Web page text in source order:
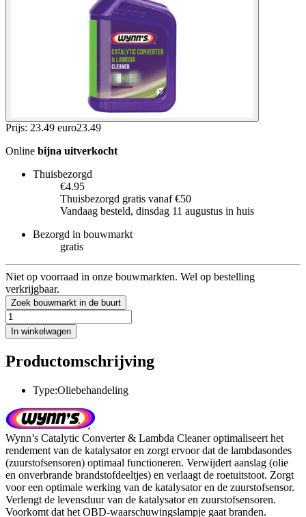
Prijs: 23.49 euro23.49
Online bijna uitverkocht
Thuisbezorgd
€4.95
Thuisbezorgd gratis vanaf €50
Vandaag besteld, dinsdag 11 augustus in huis
Bezorgd in bouwmarkt
gratis
Niet op voorraad in onze bouwmarkten. Wel op bestelling
verkrijgbaar.
Zoek bouwmarkt in de buurt
In winkelwagen
Productomschrijving
Type:Oliebehandeling
Wynn’s Catalytic Converter & Lambda Cleaner optimaliseert het
rendement van de katalysator en zorgt ervoor dat de lambdasondes
(zuurstofsensoren) optimaal functioneren. Verwijdert aanslag (olie
en onverbrande brandstofdeeltjes) en verlaagt de roetuitstoot. Zorgt
voor een optimale werking van de katalysator en de zuurstofsensor.
Verlengt de levensduur van de katalysator en zuurstofsensoren.
Voorkomt dat het OBD-waarschuwingslampje gaat branden.